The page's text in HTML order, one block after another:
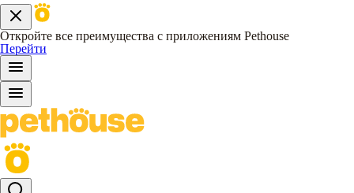
Откройте все преимущества с приложениям Pethouse
Перейти